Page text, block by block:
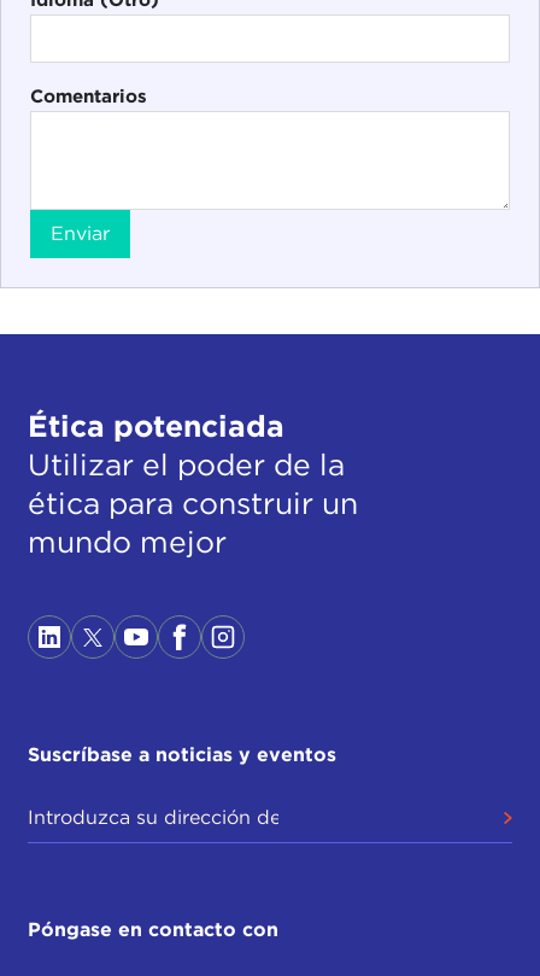
Comentarios
Enviar
Ética potenciada
Utilizar el poder de la
ética para construir un
mundo mejor
Suscríbase a noticias y eventos
Póngase en contacto con